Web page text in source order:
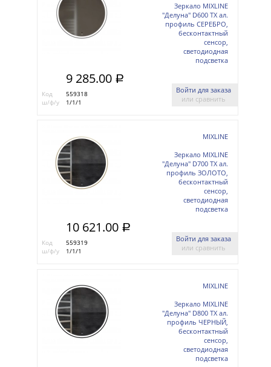
9 285.00 a
Код
559318
ш/ф/у
1/1/1
Зеркало MIXLINE
"Делуна" D600 ТХ ал.
профиль СЕРЕБРО,
бесконтактный
сенсор,
светодиодная
подсветка
Войти для заказа
или сравнить
10 621.00 a
Код
559319
ш/ф/у
1/1/1
MIXLINE
Зеркало MIXLINE
"Делуна" D700 ТХ ал.
профиль ЗОЛОТО,
бесконтактный
сенсор,
светодиодная
подсветка
Войти для заказа
или сравнить
MIXLINE
Зеркало MIXLINE
"Делуна" D800 ТХ ал.
профиль ЧЕРНЫЙ,
бесконтактный
сенсор,
светодиодная
подсветка